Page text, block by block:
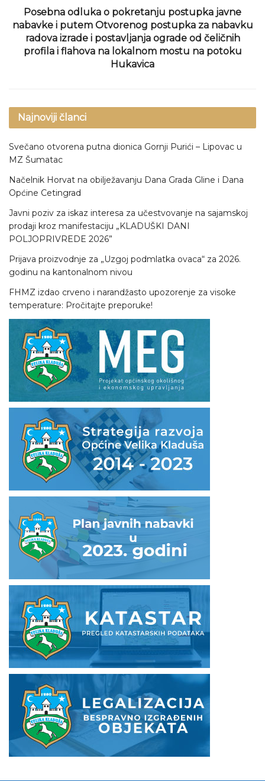
Posebna odluka o pokretanju postupka javne
nabavke i putem Otvorenog postupka za nabavku
radova izrade i postavljanja ograde od čeličnih
profila i flahova na lokalnom mostu na potoku
Hukavica
Najnoviji članci
Svečano otvorena putna dionica Gornji Purići – Lipovac u
MZ Šumatac
Načelnik Horvat na obilježavanju Dana Grada Gline i Dana
Općine Cetingrad
Javni poziv za iskaz interesa za učestvovanje na sajamskoj
prodaji kroz manifestaciju „KLADUŠKI DANI
POLJOPRIVREDE 2026”
Prijava proizvodnje za „Uzgoj podmlatka ovaca“ za 2026.
godinu na kantonalnom nivou
FHMZ izdao crveno i narandžasto upozorenje za visoke
temperature: Pročitajte preporuke!